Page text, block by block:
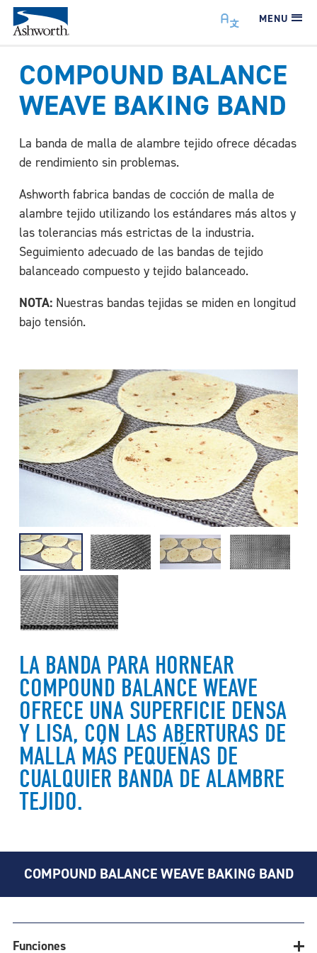
MENU
LA BANDA PARA HORNEAR
COMPOUND BALANCE WEAVE
OFRECE UNA SUPERFICIE DENSA
Y LISA, CON LAS ABERTURAS DE
MALLA MÁS PEQUEÑAS DE
CUALQUIER BANDA DE ALAMBRE
TEJIDO.
COMPOUND BALANCE
WEAVE BAKING BAND
La banda de malla de alambre tejido ofrece décadas
de rendimiento sin problemas.
Ashworth fabrica bandas de cocción de malla de
alambre tejido utilizando los estándares más altos y
las tolerancias más estrictas de la industria.
Seguimiento adecuado de las bandas de tejido
balanceado compuesto y tejido balanceado.
NOTA: Nuestras bandas tejidas se miden en longitud
bajo tensión.
COMPOUND BALANCE WEAVE BAKING BAND
Funciones